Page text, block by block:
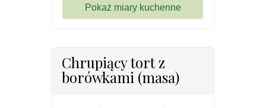
Chrupiący tort z
borówkami (masa)